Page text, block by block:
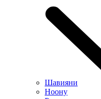
Шавияни
Ноону